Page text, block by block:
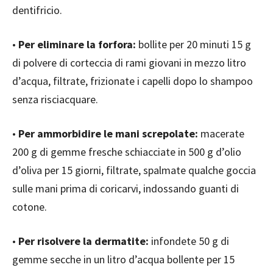
dentifricio.
• Per eliminare la forfora: bollite per 20 minuti 15 g
di polvere di corteccia di rami giovani in mezzo litro
d’acqua, filtrate, frizionate i capelli dopo lo shampoo
senza risciacquare.
• Per ammorbidire le mani screpolate: macerate
200 g di gemme fresche schiacciate in 500 g d’olio
d’oliva per 15 giorni, filtrate, spalmate qualche goccia
sulle mani prima di coricarvi, indossando guanti di
cotone.
• Per risolvere la dermatite: infondete 50 g di
gemme secche in un litro d’acqua bollente per 15